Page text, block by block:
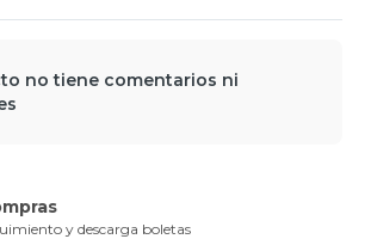
no tiene comentarios ni
y descarga boletas